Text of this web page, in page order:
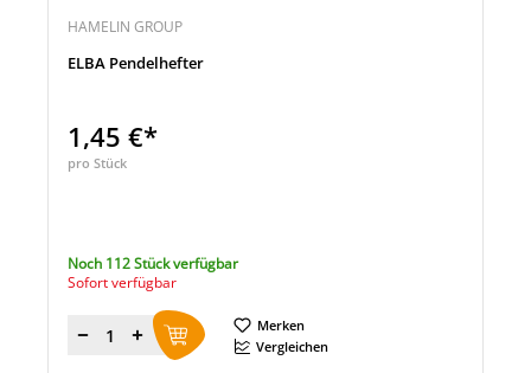
HAMELIN GROUP
ELBA Pendelhefter
1,45 €*
pro Stück
Noch 112 Stück verfügbar
Sofort verfügbar
Menge
Merken
Vergleichen